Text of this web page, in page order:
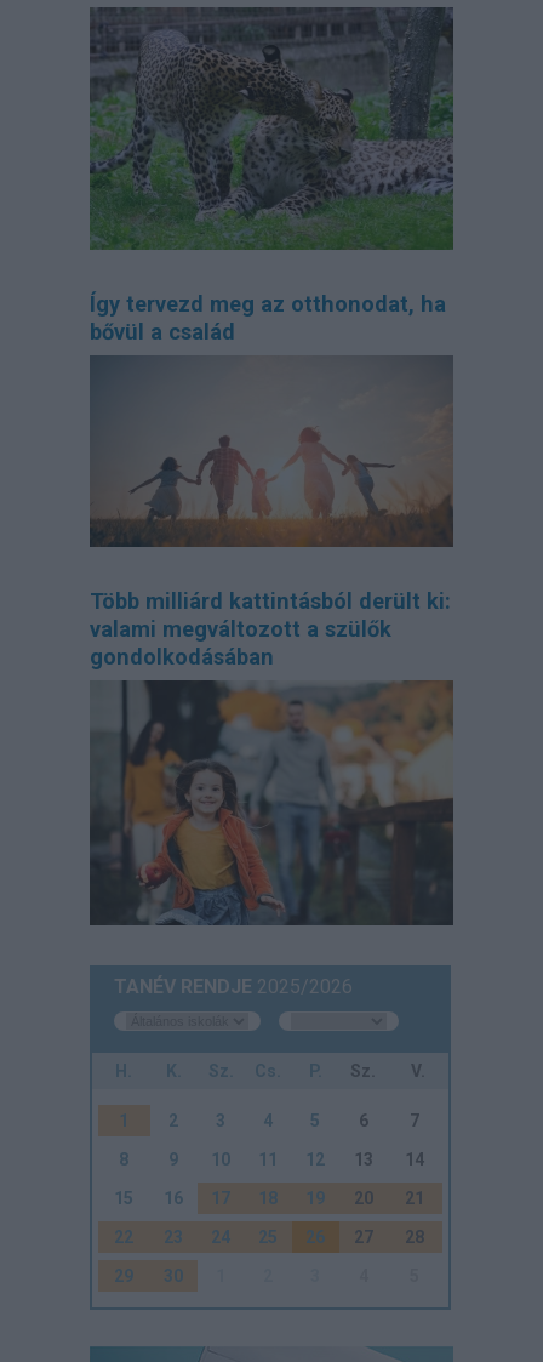
Így tervezd meg az otthonodat, ha
bővül a család
Több milliárd kattintásból derült ki:
valami megváltozott a szülők
gondolkodásában
TANÉV RENDJE 2025/2026
H. K. Sz. Cs. P. Sz. V.
1 2 3 4 5 6
7
8
9 10 11 12 13
14
15
16 17 18 19 20
21
22
23 24 25 26 27
28
29
30